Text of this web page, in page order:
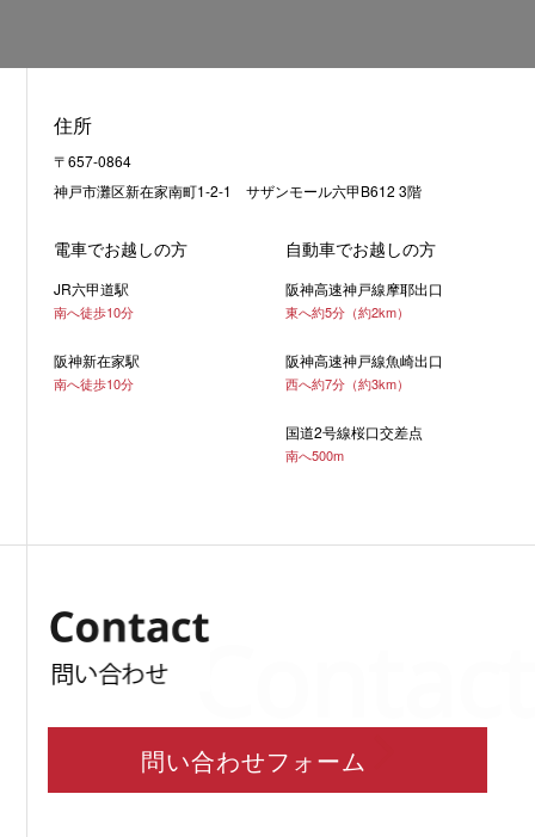
住所
〒657-0864
神戸市灘区新在家南町1-2-1 サザンモール六甲B612 3階
電車でお越しの方
JR六甲道駅
南へ徒歩10分
阪神新在家駅
南へ徒歩10分
自動車でお越しの方
阪神高速神戸線摩耶出口
東へ約5分（約2km）
阪神高速神戸線魚崎出口
西へ約7分（約3km）
国道2号線桜口交差点
南へ500m
Contact
問い合わせフォーム